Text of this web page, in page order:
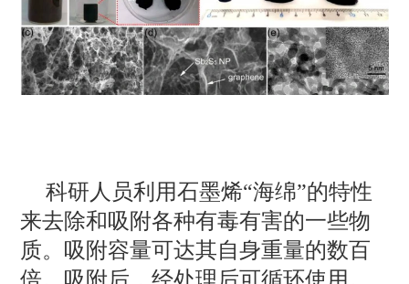
科研人员利用石墨烯“海绵”的特性
来去除和吸附各种有毒有害的一些物
质。吸附容量可达其自身重量的数百